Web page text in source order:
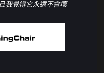
我覺得它永遠不會壞